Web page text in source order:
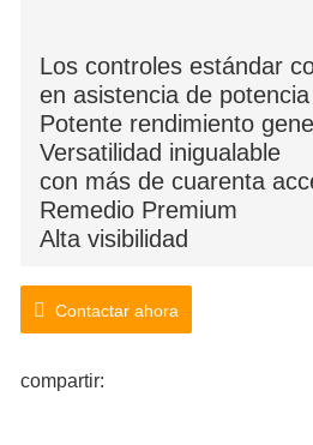
Los controles estándar
en asistencia de potencia
Potente rendimiento
Versatilidad inigualable
con más de cuarenta
Remedio Premium
Alta visibilidad
Contactar ahora
compartir: